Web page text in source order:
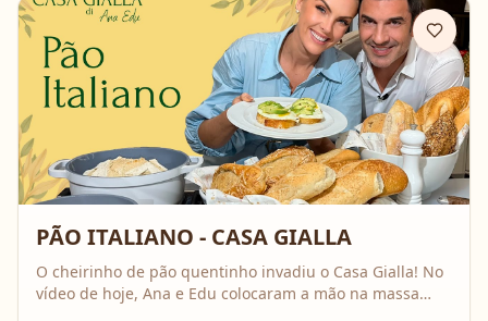
PÃO ITALIANO - CASA GIALLA
O cheirinho de pão quentinho invadiu o Casa Gialla! No
vídeo de hoje, Ana e Edu colocaram a mão na massa